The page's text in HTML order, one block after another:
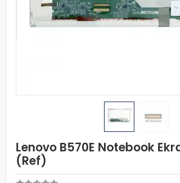
Lenovo B570E Notebook
(Ref)